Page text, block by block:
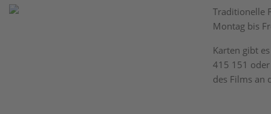
Traditionelle
Montag bis
Karten gibt
415 151
des Films an